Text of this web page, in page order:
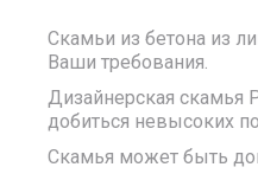
Скамьи из бетона из
Ваши требования.
Дизайнерская скамья
добиться невысоких
Скамья может быть